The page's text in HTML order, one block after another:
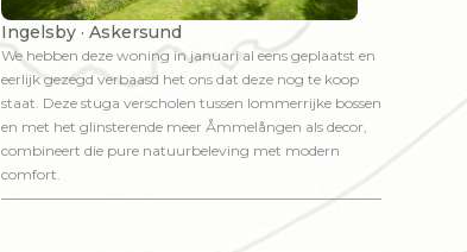
Ingelsby · Askersund
We hebben deze woning in januari al eens geplaatst en
eerlijk gezegd verbaasd het ons dat deze nog te koop
staat. Deze stuga verscholen tussen lommerrijke bossen
en met het glinsterende meer Åmmelången als decor,
combineert die pure natuurbeleving met modern
comfort.